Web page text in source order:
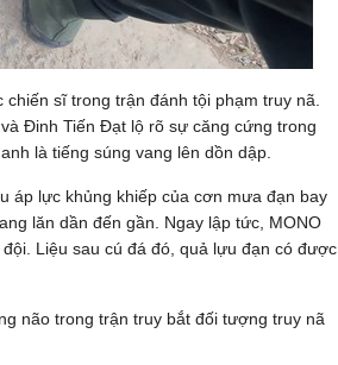
sĩ trong trận đánh tội phạm truy nã.
Đinh Tiến Đạt lộ rõ sự căng cứng trong
là tiếng súng vang lên dồn dập.
áp lực khủng khiếp của cơn mưa đạn bay
lăn dần đến gần. Ngay lập tức, MONO
Liệu sau cú đá đó, quả lựu đạn có được
não trong trận truy bắt đối tượng truy nã